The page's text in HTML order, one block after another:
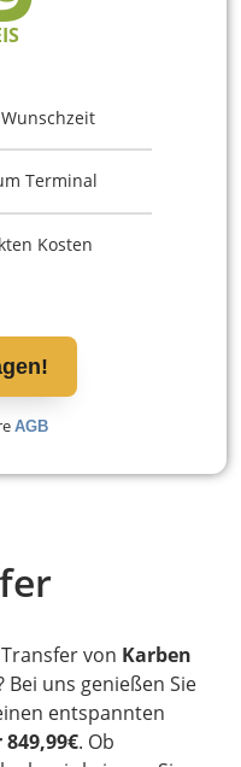
von Karben
Bei uns genießen Sie
entspannten
. Ob
Terminal
Kosten
AGB